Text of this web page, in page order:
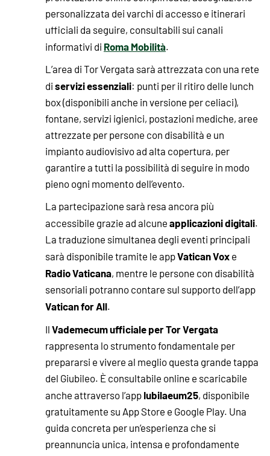
personalizzata dei varchi di accesso e itinerari
ufficiali da seguire, consultabili sui canali
informativi di Roma Mobilità.
L’area di Tor Vergata sarà attrezzata con una rete
diservizi essenziali: punti per il ritiro delle lunch
box (disponibili anche in versione per celiaci),
fontane, servizi igienici, postazioni mediche, aree
attrezzate per persone con disabilità e un
impianto audiovisivo ad alta copertura, per
garantire a tutti la possibilità di seguire in modo
pieno ogni momento dell’evento.
La partecipazione sarà resa ancora più
accessibile grazie ad alcuneapplicazioni digitali.
La traduzione simultanea degli eventi principali
sarà disponibile tramite le appVatican Voxe
Radio Vaticana, mentre le persone con disabilità
sensoriali potranno contare sul supporto dell’app
Vatican for All.
IlVademecum ufficiale per Tor Vergata
rappresenta lo strumento fondamentale per
prepararsi e vivere al meglio questa grande tappa
del Giubileo. È consultabile online e scaricabile
anche attraverso l’appIubilaeum25, disponibile
gratuitamente su App Store e Google Play. Una
guida concreta per un’esperienza che si
preannuncia unica, intensa e profondamente